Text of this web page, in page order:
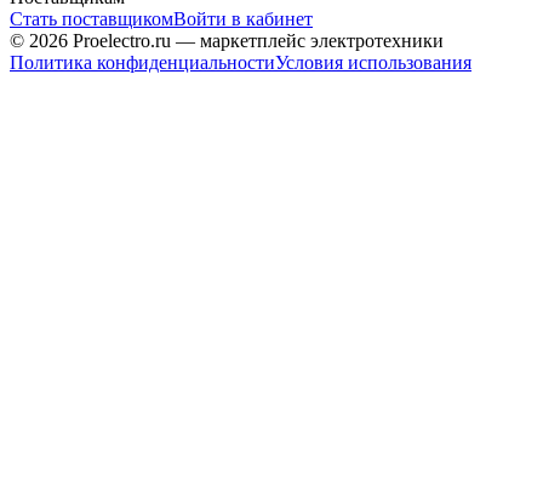
Стать поставщикомВойти в кабинет
© 2026 Proelectro.ru — маркетплейс электротехники
Политика конфиденциальностиУсловия использования